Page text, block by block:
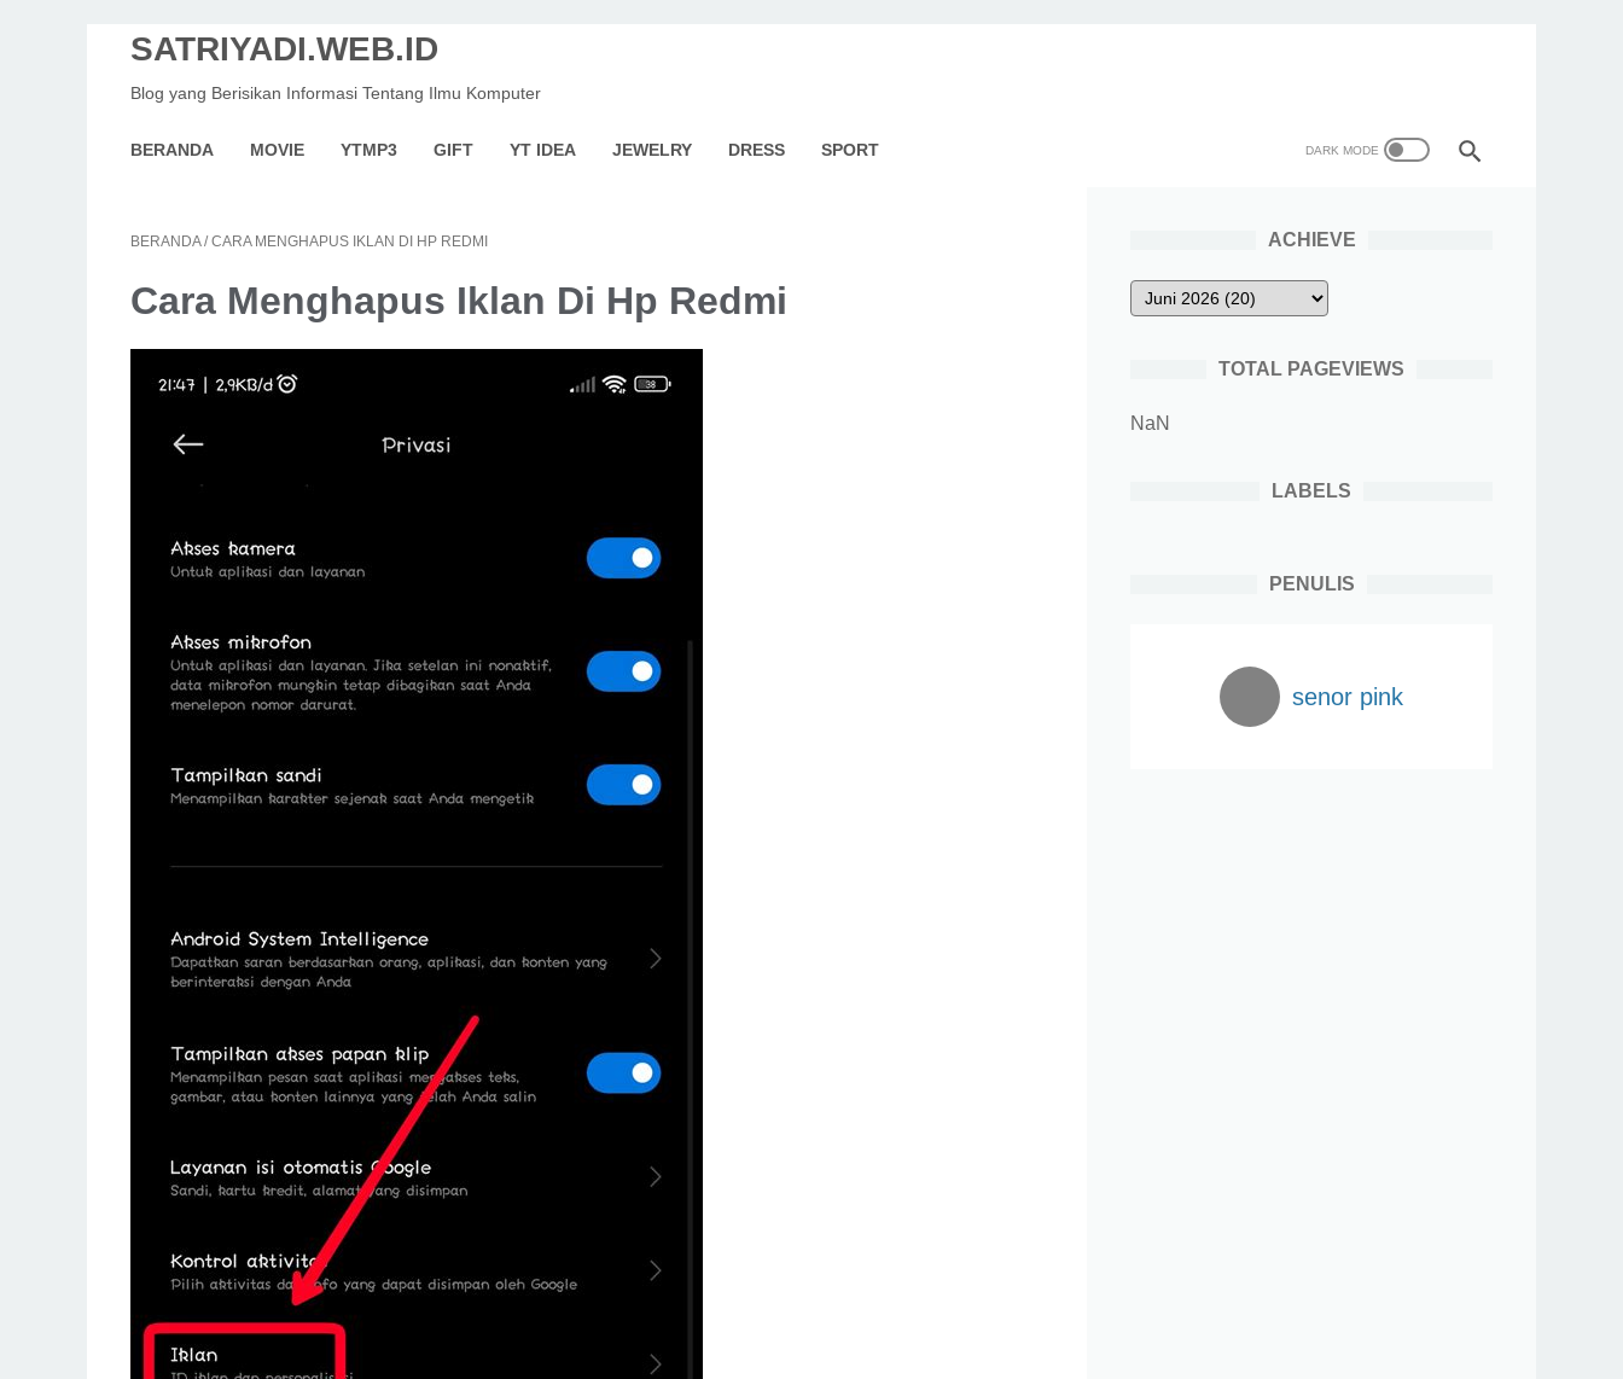
SATRIYADI.WEB.ID
Blog yang Berisikan Informasi Tentang Ilmu Komputer
BERANDA MOVIE YTMP3 GIFT YT IDEA JEWELRY DRESS SPORT
BERANDA /CARA MENGHAPUS IKLAN DI HP REDMI
Cara Menghapus Iklan Di Hp Redmi
ACHIEVE
TOTAL PAGEVIEWS
NaN
LABELS
PENULIS
senor pink